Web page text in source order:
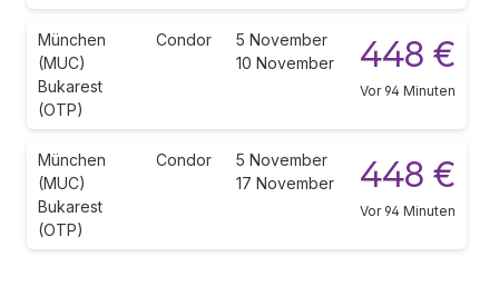
München
(MUC)
Bukarest
(OTP)
Condor
5 November
10 November
448 €
Vor 94 Minuten
München
(MUC)
Bukarest
(OTP)
Condor
5 November
17 November
448 €
Vor 94 Minuten